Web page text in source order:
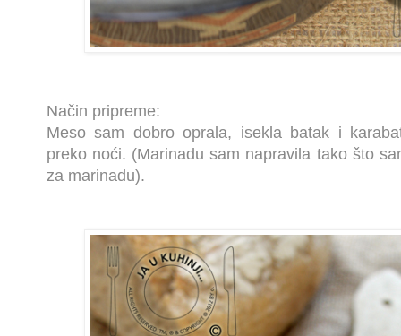
Način pripreme:
Meso sam dobro oprala, isekla batak i
preko noći. (Marinadu sam napravila tako što
za marinadu).